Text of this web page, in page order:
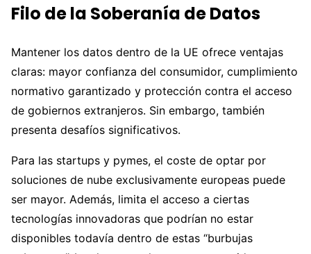
Filo de la Soberanía de Datos
Mantener los datos dentro de la UE ofrece ventajas
claras: mayor confianza del consumidor, cumplimiento
normativo garantizado y protección contra el acceso
de gobiernos extranjeros. Sin embargo, también
presenta desafíos significativos.
Para las startups y pymes, el coste de optar por
soluciones de nube exclusivamente europeas puede
ser mayor. Además, limita el acceso a ciertas
tecnologías innovadoras que podrían no estar
disponibles todavía dentro de estas “burbujas